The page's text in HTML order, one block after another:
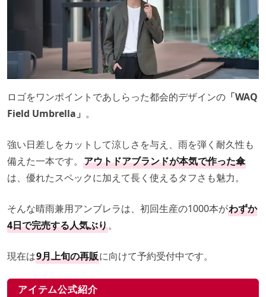
ロゴをワンポイントであしらった都会的デザインの 「WAQ
Field Umbrella」 。
強い日差しをカットして涼しさを与え、雨を弾く耐久性も
備えた一本です。 アウトドアブランドが本気で作った傘
は、優れたスペックに加えて長く使えるタフさも魅力。
そんな晴雨兼用アンブレラは、初回生産の1000本がわずか
4日で完売する人気ぶり。
現在は9月上旬の再販に向けて予約受付中です。
アイテム公式紹介